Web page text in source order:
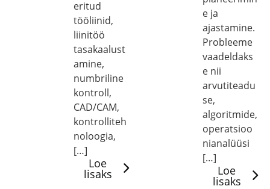
eritud
tööliinid,
liinitöö
tasakaalust
amine,
numbriline
kontroll,
CAD/CAM,
kontrolliteh
noloogia,
[…]
Loe
lisaks
e ja
ajastamine.
Probleeme
vaadeldaks
e nii
arvutiteadu
se,
algoritmide,
operatsioo
nianalüüsi
[…]
Loe
lisaks